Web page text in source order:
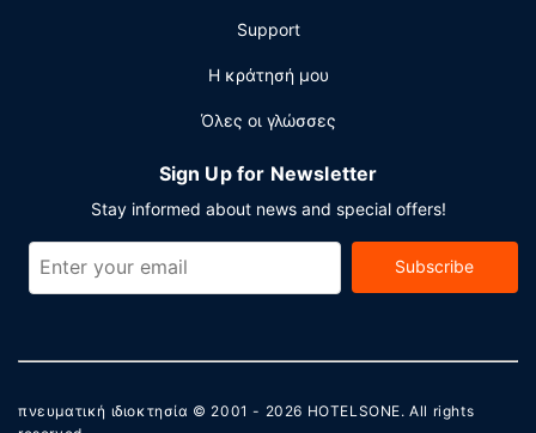
Support
Η κράτησή μου
Όλες οι γλώσσες
Sign Up for Newsletter
Stay informed about news and special offers!
Subscribe
πνευματική ιδιοκτησία © 2001 - 2026 HOTELSONE. All rights